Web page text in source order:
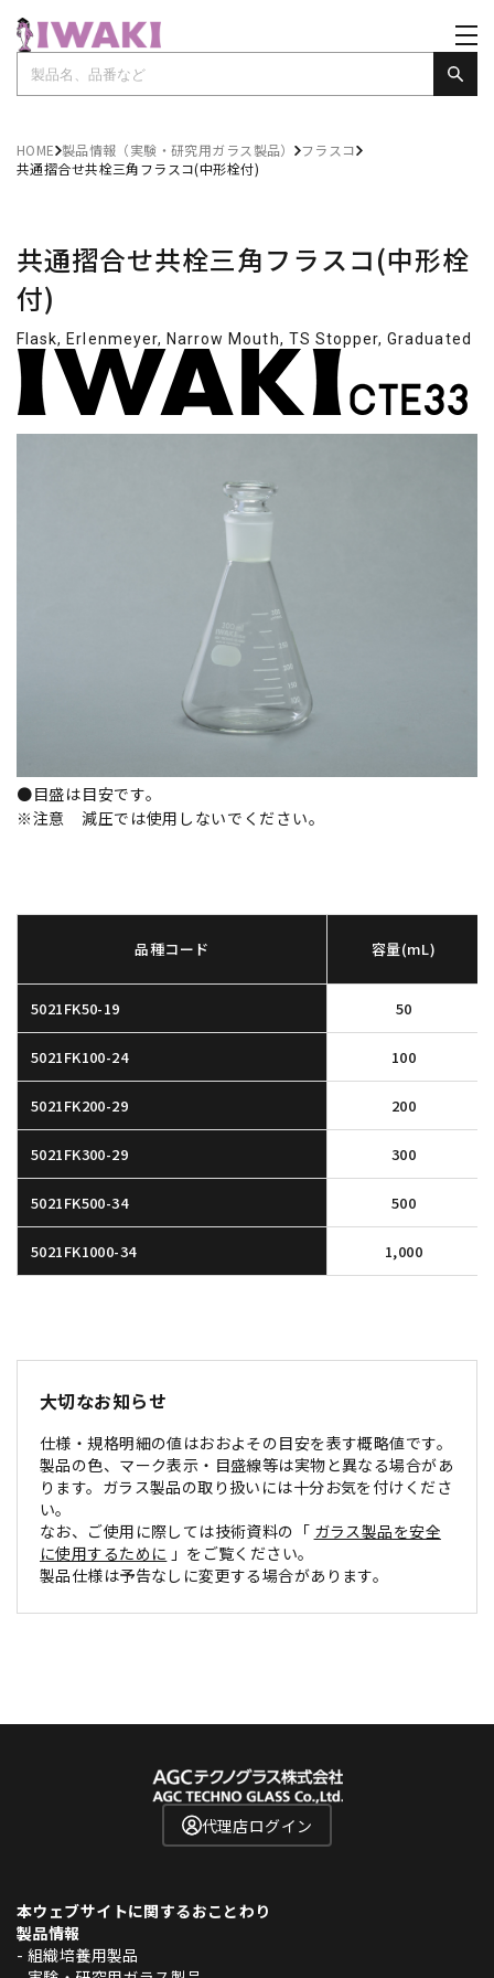
HOME 製品情報（実験・研究用ガラス製品）
フラスコ
共通摺合せ共栓三角フラスコ(中形栓付)
共通摺合せ共栓三角フラスコ(中形栓
付)
Flask, Erlenmeyer, Narrow Mouth, TS Stopper, Graduated
●目盛は目安です。
※注意 減圧では使用しないでください。
品種コード 容量(mL)
5021FK50-19 50
5021FK100-24 100
5021FK200-29 200
5021FK300-29 300
5021FK500-34 500
5021FK1000-34 1,000
大切なお知らせ
仕様・規格明細の値はおおよその目安を表す概略値です。
製品の色、マーク表示・目盛線等は実物と異なる場合があ
ります。ガラス製品の取り扱いには十分お気を付けくださ
い。
なお、ご使用に際しては技術資料の「 ガラス製品を安全
に使用するために 」をご覧ください。
製品仕様は予告なしに変更する場合があります。
代理店ログイン
本ウェブサイトに関するおことわり
製品情報
- 組織培養用製品